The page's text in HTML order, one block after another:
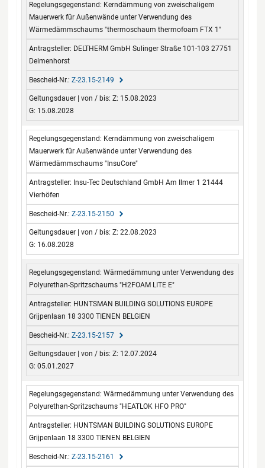
Kerndämmung von zweischaligem
Mauerwerk für Außenwände unter Verwendung des
Wärmedämmschaums "thermoschaum thermofoam FTX 1"
DELTHERM GmbH Sulinger Straße 101-103 27751
Delmenhorst
Z-23.15-2149
Z: 15.08.2023
G: 15.08.2028
Kerndämmung von zweischaligem
Mauerwerk für Außenwände unter Verwendung des
Wärmedämmschaums "InsuCore"
Insu-Tec Deutschland GmbH Am Ilmer 1 21444
Vierhöfen
Z-23.15-2150
Z: 22.08.2023
G: 16.08.2028
Wärmedämmung unter Verwendung des
Polyurethan-Spritzschaums "H2FOAM LITE E"
HUNTSMAN BUILDING SOLUTIONS EUROPE
Grijpenlaan 18 3300 TIENEN BELGIEN
Z-23.15-2157
Z: 12.07.2024
G: 05.01.2027
Wärmedämmung unter Verwendung des
Polyurethan-Spritzschaums "HEATLOK HFO PRO"
HUNTSMAN BUILDING SOLUTIONS EUROPE
Grijpenlaan 18 3300 TIENEN BELGIEN
Z-23.15-2161